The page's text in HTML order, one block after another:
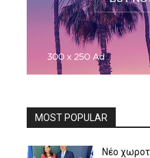
MOST POPULAR
Νέο